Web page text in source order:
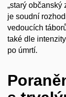
„starý občanský
je soudní
vedoucích
také dle
po úmrtí.